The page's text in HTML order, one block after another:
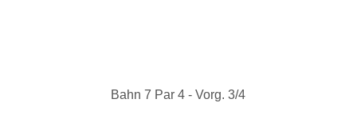
Bahn 7 Par 4 - Vorg. 3/4